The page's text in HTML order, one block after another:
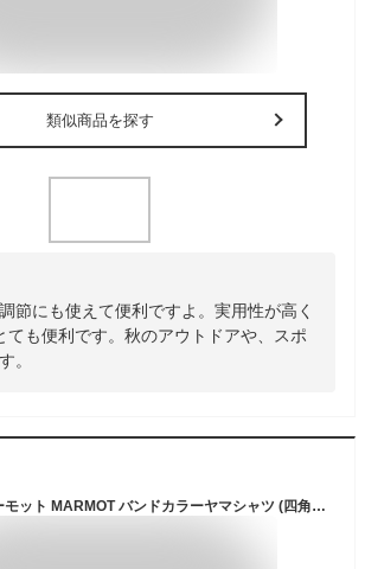
類似商品を探す
節にも使えて便利ですよ。実用性が高く
ても便利です。秋のアウトドアや、スポ
。
【クーポン有】 マーモット MARMOT バンドカラーヤマシャツ (四角友里コラボ) [カラー：ブラウン] [サイズ：L] #TOWSJB77YY-BW 【あす楽 送料無料】【スポーツ・アウトドア アウトドア ウェア】【Ws Band Collar Yama Shirt】